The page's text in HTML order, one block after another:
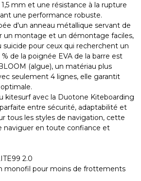
mm et une résistance à la rupture
une performance robuste.
d'un anneau métallique servant de
un montage et un démontage faciles,
suicide pour ceux qui recherchent un
de la poignée EVA de la barre est
(algue), un matériau plus
seulement 4 lignes, elle garantit
kitesurf avec la Duotone Kiteboarding
entre sécurité, adaptabilité et
tous les styles de navigation, cette
naviguer en toute confiance et
2.0
monofil pour moins de frottements